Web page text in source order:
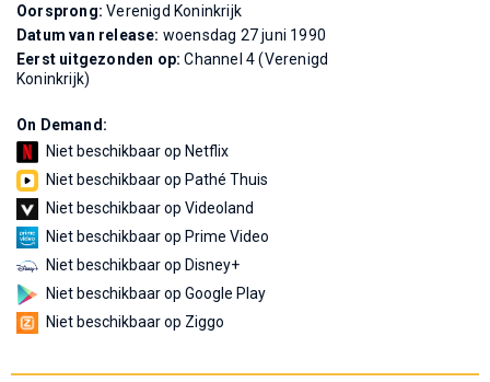
Oorsprong:Verenigd Koninkrijk
Datum van release: woensdag 27 juni 1990
Eerst uitgezonden op:Channel 4 (Verenigd
Koninkrijk)
On Demand:
Niet beschikbaar op Netflix
Niet beschikbaar op Pathé Thuis
Niet beschikbaar op Videoland
Niet beschikbaar op Prime Video
Niet beschikbaar op Disney+
Niet beschikbaar op Google Play
Niet beschikbaar op Ziggo